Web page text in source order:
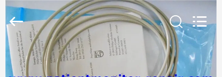
PARA
CASA
YIGU
Equipment
Service
Co.,Ltd.
Rights
Reserved.